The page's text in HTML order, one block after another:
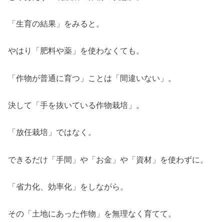
「生育の結果」をみると。
やはり「肥料や薬」を使わなくても。
「作物が普通に育つ」ことは「間違いない」。
決して「手を抜いている作物栽培」。
「放任栽培」ではなく。
できるだけ「手間」や「お金」や「資材」を使わずに。
「省力化、効率化」をしながら。
その「土地にあった作物」を無理なく育てて。